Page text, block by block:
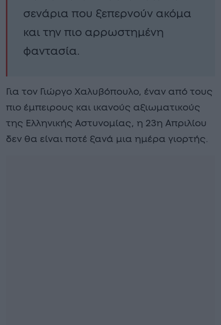
σενάρια που ξεπερνούν ακόμα
και την πιο αρρωστημένη
φαντασία.
Για τον Γιώργο Χαλυβόπουλο, έναν από τους
πιο έμπειρους και ικανούς αξιωματικούς
της Ελληνικής Αστυνομίας, η 23η Απριλίου
δεν θα είναι ποτέ ξανά μια ημέρα γιορτής.